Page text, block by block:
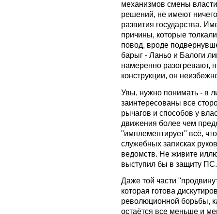
механизмов смены
решений, не имеют
развития государства.
причины, которые
повод, вроде
барыг - Ланьо и Балоги
намеренно разогревают,
конструкции, он
Увы, нужно понимать - в
заинтересованы все
рычагов и способов у
движения более чем
"имплементирует" всё,
служебных записках
ведомств. Не живите
выступил бы в защиту ПС.
Даже той части
которая готова
революционной борьбы,
остаётся все меньше и